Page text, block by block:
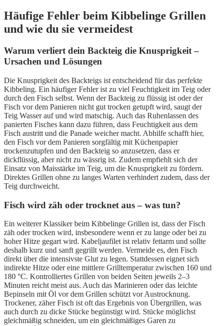
Häufige Fehler beim Kibbelinge Grillen
und wie du sie vermeidest
Warum verliert dein Backteig die Knusprigkeit –
Ursachen und Lösungen
Die Knusprigkeit des Backteigs ist entscheidend für das perfekte
Kibbeling. Ein häufiger Fehler ist zu viel Feuchtigkeit im Teig oder
durch den Fisch selbst. Wenn der Backteig zu flüssig ist oder der
Fisch vor dem Panieren nicht gut trocken getupft wird, saugt der
Teig Wasser auf und wird matschig. Auch das Ruhenlassen des
panierten Fisches kann dazu führen, dass Feuchtigkeit aus dem
Fisch austritt und die Panade weicher macht. Abhilfe schafft hier,
den Fisch vor dem Panieren sorgfältig mit Küchenpapier
trockenzutupfen und den Backteig so anzusetzen, dass er
dickflüssig, aber nicht zu wässrig ist. Zudem empfiehlt sich der
Einsatz von Maisstärke im Teig, um die Knusprigkeit zu fördern.
Direktes Grillen ohne zu langes Warten verhindert zudem, dass der
Teig durchweicht.
Fisch wird zäh oder trocknet aus – was tun?
Ein weiterer Klassiker beim Kibbelinge Grillen ist, dass der Fisch
zäh oder trocken wird, insbesondere wenn er zu lange oder bei zu
hoher Hitze gegart wird. Kabeljaufilet ist relativ fettarm und sollte
deshalb kurz und sanft gegrillt werden. Vermeide es, den Fisch
direkt über die intensivste Glut zu legen. Stattdessen eignet sich
indirekte Hitze oder eine mittlere Grilltemperatur zwischen 160 und
180 °C. Kontrolliertes Grillen von beiden Seiten jeweils 2–3
Minuten reicht meist aus. Auch das Marinieren oder das leichte
Bepinseln mit Öl vor dem Grillen schützt vor Austrocknung.
Trockener, zäher Fisch ist oft das Ergebnis von Übergrillen, was
auch durch zu dicke Stücke begünstigt wird. Stücke möglichst
gleichmäßig schneiden, um ein gleichmäßiges Garen zu